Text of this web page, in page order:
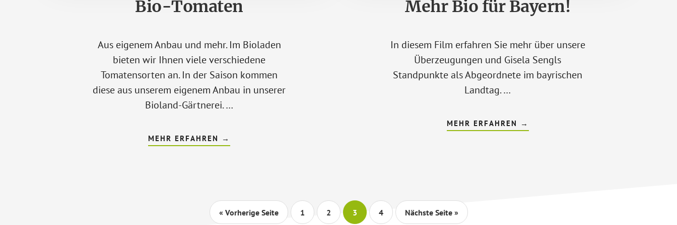
Bio-Tomaten
Aus eigenem Anbau und mehr. Im Bioladen
bieten wir Ihnen viele verschiedene
Tomatensorten an. In der Saison kommen
diese aus unserem eigenem Anbau in unserer
Bioland-Gärtnerei. …
MEHR ERFAHREN ÜBERBIO-
TOMATEN
→
Mehr Bio für Bayern!
In diesem Film erfahren Sie mehr über unsere
Überzeugungen und Gisela Sengls
Standpunkte als Abgeordnete im bayrischen
Landtag. …
MEHR ERFAHREN ÜBERMEHR
BIO
→
« Vorherige SeiteaufrufenSeite
1 Seite
2 Seite
3 Seite
4 Nächste Seite aufrufen
»